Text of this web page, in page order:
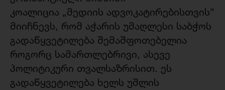
კოალიცია „მედიის ადვოკატირებისთვის”
მიიჩნევს, რომ აჭარის უმაღლესი საბჭოს
გადაწყვეტილება შემაშფოთებელია
როგორც სამართლებრივი, ასევე
პოლიტიკური თვალსაზრისით. ეს
გადაწყვეტილება ხელს უშლის